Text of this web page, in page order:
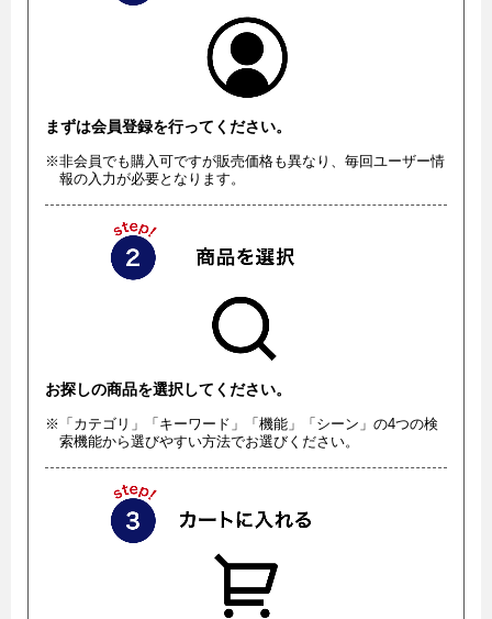
まずは会員登録を行ってください。
※非会員でも購入可ですが販売価格も異なり、毎回ユーザー情
報の入力が必要となります。
お探しの商品を選択してください。
※「カテゴリ」「キーワード」「機能」「シーン」の4つの検
索機能から選びやすい方法でお選びください。